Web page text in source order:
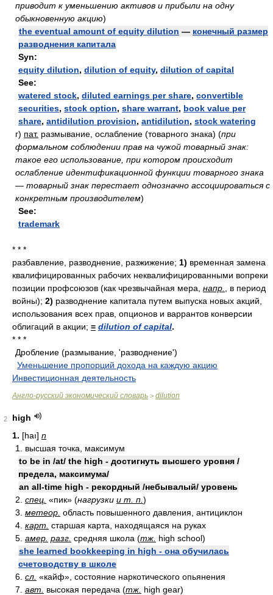
приводит к уменьшению активов и прибыли на одну
обыкновенную акцию)
the eventual amount of equity dilution — конечный размер
разводнения капитала
Syn:
equity dilution, dilution of equity, dilution of capital
See:
watered stock, diluted earnings per share, convertible
securities, stock option, share warrant, book value per
share, antidilution provision, antidilution, stock watering
г) пат. размывание, ослабление (товарного знака) (при
формальном соблюдении прав на чужой товарный знак:
такое его использование, при котором происходит
ослабление идентификационной функции товарного знака
— товарный знак перестает однозначно ассоциироваться с
конкретным производителем)
See:
trademark
* * *
разбавление, разводнение, разжижение; 1) временная замена
квалифицированных рабочих неквалифицированными вопреки
позиции профсоюзов (как чрезвычайная мера, напр.
, в период
войны); 2) разводнение капитала путем выпуска новых акций,
использования всех прав, опционов и варрантов конверсии
облигаций в акции; = dilution of capital.
* * *
Дробление (размывание, 'разводнение')
Уменьшение пропорций дохода на каждую акцию
Инвестиционная деятельность
Англо-русский экономический словарь > dilution
2
high
1. [haı] n
1. высшая точка, максимум
to be in /at/ the high - достигнуть высшего уровня /
предела, максимума/
an all-time high - рекордный /небывалый/ уровень
2. спец. «пик» (нагрузки и т. п. )
3. метеор. область повышенного давления, антициклон
4. карт. старшая карта, находящаяся на руках
5. амер. разг. средняя школа (тж. high school)
she learned bookkeeping in high - она обучилась
счетоводству в школе
6. сл. «кайф», состояние наркотического опьянения
7. авт. высокая передача (тж. high gear)